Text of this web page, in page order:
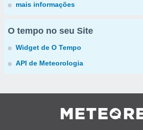
mais informações
O tempo no seu Site
Widget de O Tempo
API de Meteorologia